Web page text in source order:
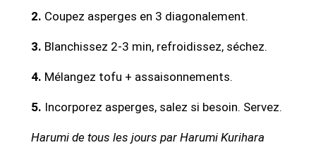
2. Coupez asperges en 3 diagonalement.
3. Blanchissez 2-3 min, refroidissez, séchez.
4. Mélangez tofu + assaisonnements.
5. Incorporez asperges, salez si besoin. Servez.
Harumi de tous les jours par Harumi Kurihara